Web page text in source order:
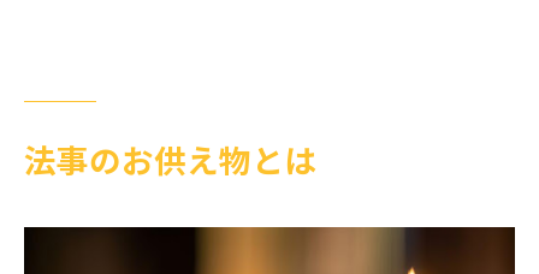
法事のお供え物とは